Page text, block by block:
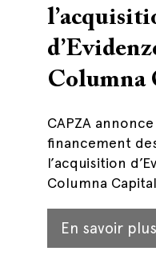
Columna
CAPZA
financement
l’acquisition
Columna
En savoir plus